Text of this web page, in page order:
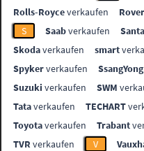
Rolls-Royceverkaufen Rover
S
Saabverkaufen
Skodaverkaufen smart
Spykerverkaufen SsangYong
Suzuki verkaufen SWM
Tataverkaufen TECHART
Toyotaverkaufen Trabant
TVR verkaufen V